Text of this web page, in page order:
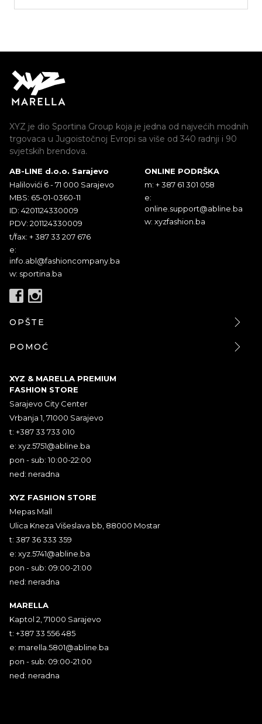
XYZ je dio Sportina Group koja je jedna od najvećih modnih
trgovaca u Jugoistočnoj Evropi sa više od 340 radnji i 90
svjetskih brendova.
AB-LINE d.o.o. Sarajevo
Halilovići 6 - 71 000 Sarajevo
MBS: 65-01-0360-11
ID: 4201124330009
PDV: 201124330009
t/fax: + 387 33 207 676
e:
info.abl@fashioncompany.ba
w: sportina.ba
ONLINE PODRŠKA
m: + 387 61 301 058
e:
online.support@abline.ba
w: xyzfashion.ba
OPŠTE
POMOĆ
XYZ & MARELLA PREMIUM
FASHION STORE
Sarajevo City Center
Vrbanja 1, 71000 Sarajevo
t: +387 33 733 010
e: xyz.5751@abline.ba
pon - sub: 10:00-22:00
ned: neradna
XYZ FASHION STORE
Mepas Mall
Ulica Kneza Višeslava bb, 88000 Mostar
t: 387 36 333 359
e: xyz.5741@abline.ba
pon - sub: 09:00-21:00
ned: neradna
MARELLA
Kaptol 2, 71000 Sarajevo
t: +387 33 556 485
e: marella.5801@abline.ba
pon - sub: 09:00-21:00
ned: neradna